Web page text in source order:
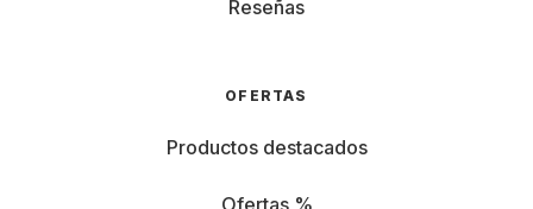
Reseñas
OFERTAS
Productos destacados
Ofertas %